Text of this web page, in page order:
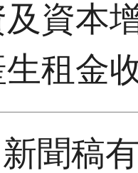
資本
租金
聞稿